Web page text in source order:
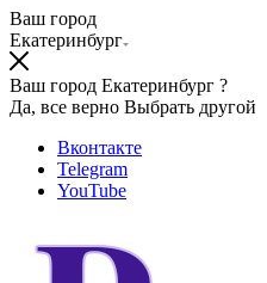
Ваш город
Екатеринбург
Ваш город Екатеринбург ?
Да, все верно Выбрать другой
Вконтакте
Telegram
YouTube